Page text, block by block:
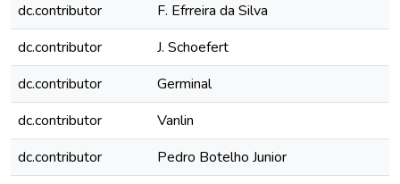
dc.contributor
F. Efrreira da Silva
dc.contributor
J. Schoefert
dc.contributor
Germinal
dc.contributor
Vanlin
dc.contributor
Pedro Botelho Junior